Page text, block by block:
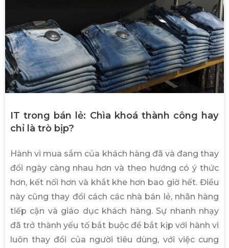
IT trong bán lẻ: Chìa khoá thành công hay
chỉ là trò bịp?
Hành vi mua sắm của khách hàng đã và đang thay
đổi ngày càng nhau hơn và theo hướng có ý thức
hơn, kết nối hơn và khắt khe hơn bao giờ hết. Điều
này cũng thay đổi cách các nhà bán lẻ, nhãn hàng
tiếp cận và giáo dục khách hàng. Sự nhanh nhạy
đã trở thành yếu tố bắt buộc để bắt kịp với hành vi
luôn thay đổi của người tiêu dùng, với việc cung